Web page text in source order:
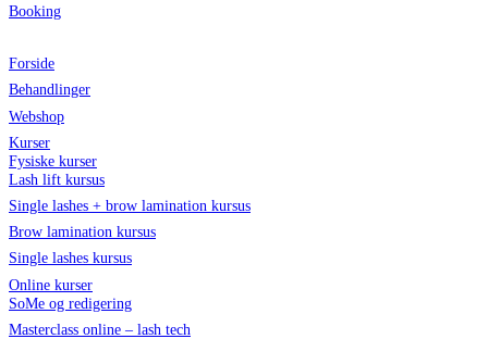
Booking
Forside
Behandlinger
Webshop
Kurser
Fysiske kurser
Lash lift kursus
Single lashes + brow lamination kursus
Brow lamination kursus
Single lashes kursus
Online kurser
SoMe og redigering
Masterclass online – lash tech